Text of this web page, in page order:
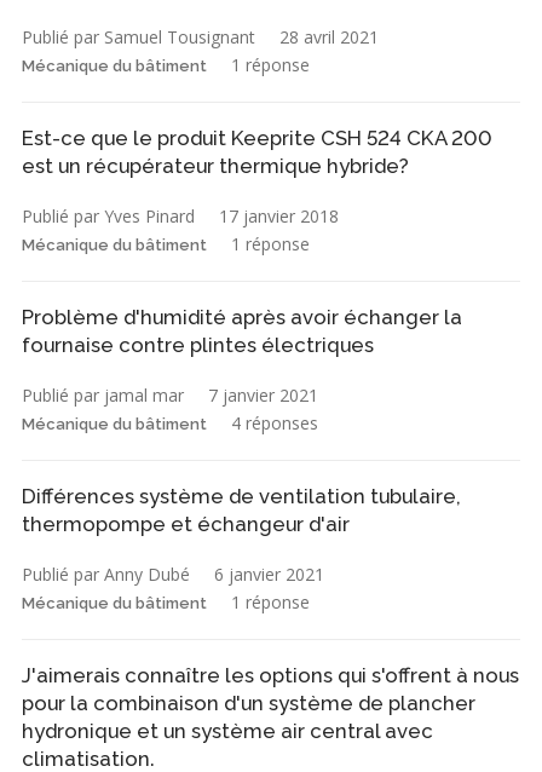
Publié par Samuel Tousignant 28 avril 2021
Mécanique du bâtiment 1 réponse
Est-ce que le produit Keeprite CSH 524 CKA 200
est un récupérateur thermique hybride?
Publié par Yves Pinard 17 janvier 2018
Mécanique du bâtiment 1 réponse
Problème d'humidité après avoir échanger la
fournaise contre plintes électriques
Publié par jamal mar 7 janvier 2021
Mécanique du bâtiment 4 réponses
Différences système de ventilation tubulaire,
thermopompe et échangeur d'air
Publié par Anny Dubé 6 janvier 2021
Mécanique du bâtiment 1 réponse
J'aimerais connaître les options qui s'offrent à nous
pour la combinaison d'un système de plancher
hydronique et un système air central avec
climatisation.